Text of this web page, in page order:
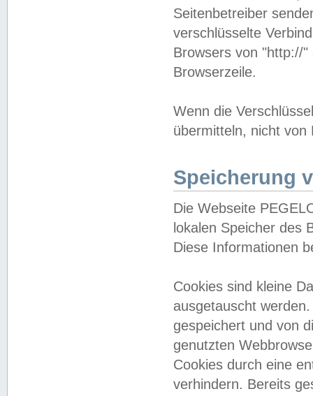
Seitenbetreiber
verschlüsselte
Browsers von "http://
Browserzeile.
Wenn die
übermitteln, nicht von
Speicherung
Die Webseite
lokalen Speicher des
Diese Informationen
Cookies sind kleine
ausgetauscht
gespeichert und von
genutzten
Cookies durch eine
verhindern. Bereits